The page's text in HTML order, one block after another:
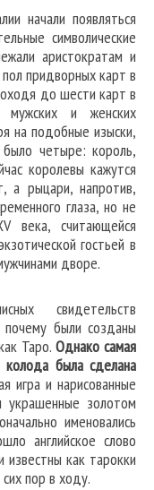
начали появляться
символические
аристократам и
придворных карт в
до шести карт в
мужских и женских
на подобные изыски,
четыре: король,
королевы кажутся
а рыцари, напротив,
глаза, но не
века, считающейся
гостьей в
дворе.
свидетельств
были созданы
Таро.Однако самая
была сделана
игра и нарисованные
украшенные золотом
именовались
английское слово
как тарокки
пор в ходу.